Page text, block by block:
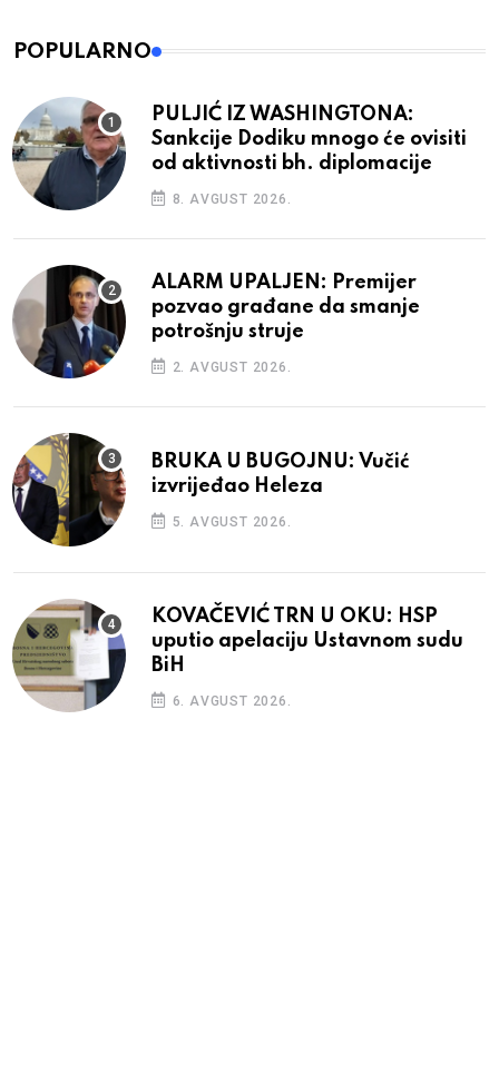
POPULARNO
PULJIĆ IZ WASHINGTONA:
Sankcije Dodiku mnogo će ovisiti
od aktivnosti bh. diplomacije
8. AVGUST 2026.
ALARM UPALJEN: Premijer
pozvao građane da smanje
potrošnju struje
2. AVGUST 2026.
BRUKA U BUGOJNU: Vučić
izvrijeđao Heleza
5. AVGUST 2026.
KOVAČEVIĆ TRN U OKU: HSP
uputio apelaciju Ustavnom sudu
BiH
6. AVGUST 2026.